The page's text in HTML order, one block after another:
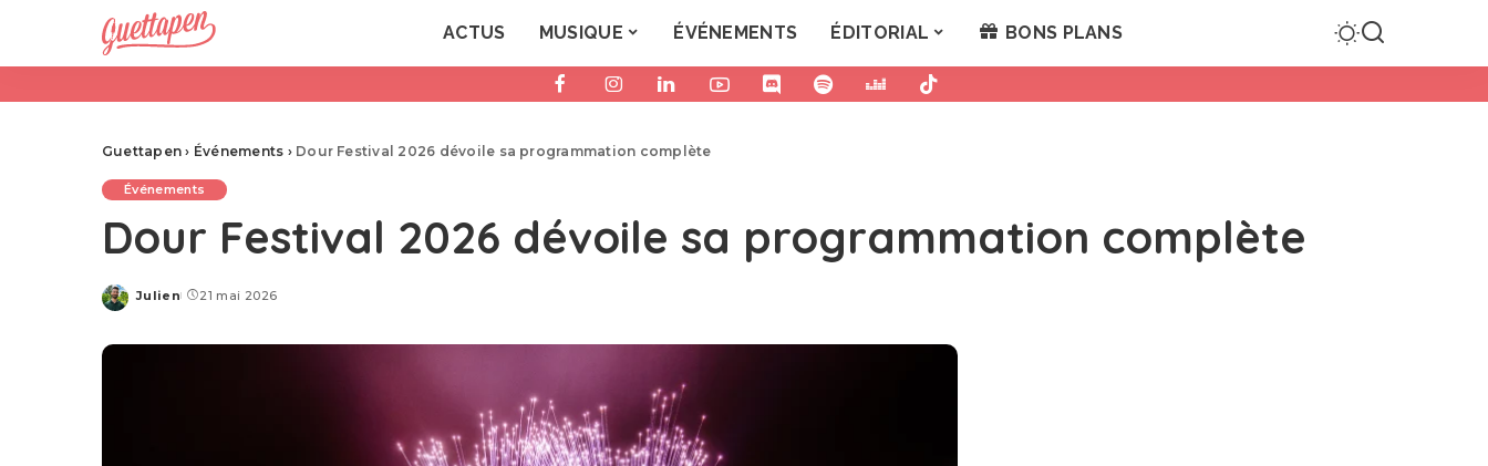
ACTUS MUSIQUE ÉVÉNEMENTS ÉDITORIAL BONS PLANS
Guettapen › Événements › Dour Festival 2026 dévoile sa programmation complète
Événements
Dour Festival 2026 dévoile sa programmation complète
Posted
Julien 21 mai 2026